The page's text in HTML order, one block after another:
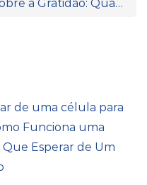
O Ensinamento de Jesus sobre a Gratidão: Quando o Coração Reconhece a Fonte da Bênção
de uma célula para
Funciona uma
Esperar de Um